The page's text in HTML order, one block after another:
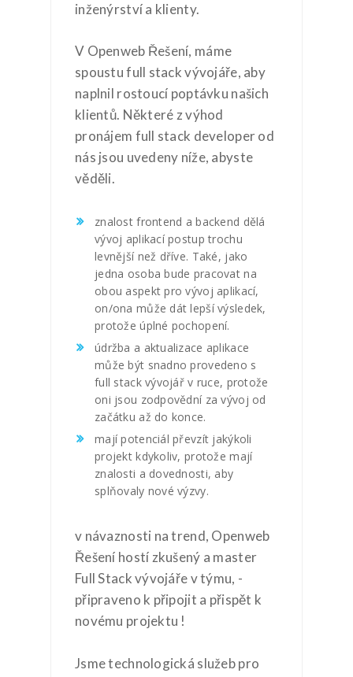
inženýrství a klienty.
V Openweb Řešení, máme
spoustu full stack vývojáře, aby
naplnil rostoucí poptávku našich
klientů. Některé z výhod
pronájem full stack developer od
nás jsou uvedeny níže, abyste
věděli.
znalost frontend a backend dělá
vývoj aplikací postup trochu
levnější než dříve. Také, jako
jedna osoba bude pracovat na
obou aspekt pro vývoj aplikací,
on/ona může dát lepší výsledek,
protože úplné pochopení.
údržba a aktualizace aplikace
může být snadno provedeno s
full stack vývojář v ruce, protože
oni jsou zodpovědní za vývoj od
začátku až do konce.
mají potenciál převzít jakýkoli
projekt kdykoliv, protože mají
znalosti a dovednosti, aby
splňovaly nové výzvy.
v návaznosti na trend, Openweb
Řešení hostí zkušený a master
Full Stack vývojáře v týmu, -
připraveno k připojit a přispět k
novému projektu !
Jsme technologická služeb pro